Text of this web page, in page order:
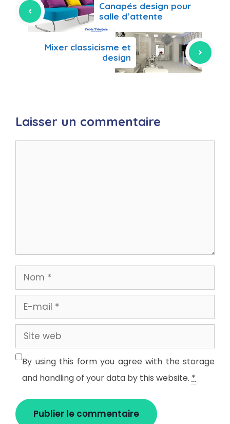
Canapés design pour
salle d’attente
Mixer classicisme et
design
Laisser un commentaire
Nom
mail
Site
web
By using this form you agree with the storage
and handling of your data by this website. *